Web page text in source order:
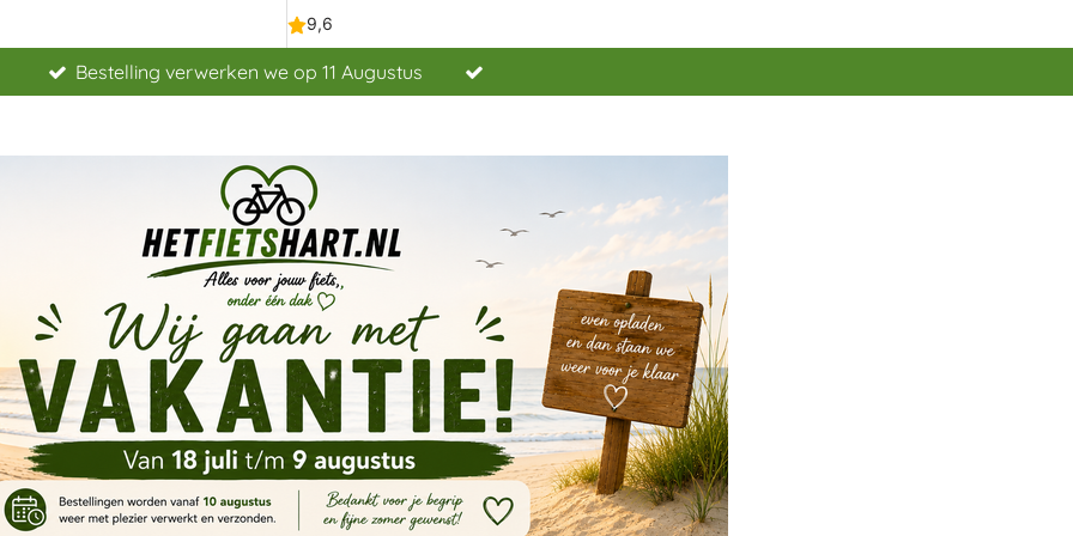
Bestelling verwerken we op 11 Augustus